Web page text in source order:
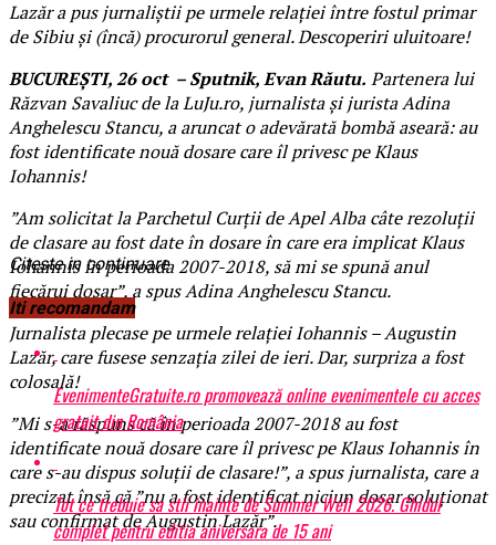
Lazăr a pus jurnaliștii pe urmele relației între fostul primar
de Sibiu și (încă) procurorul general. Descoperiri uluitoare!
BUCUREȘTI, 26 oct – Sputnik, Evan Răutu. Partenera lui
Răzvan Savaliuc de la LuJu.ro, jurnalista și jurista Adina
Anghelescu Stancu, a aruncat o adevărată bombă aseară: au
fost identificate nouă dosare care îl privesc pe Klaus
Iohannis!
”Am solicitat la Parchetul Curții de Apel Alba câte rezoluții
de clasare au fost date în dosare în care era implicat Klaus
Iohannis în perioada 2007-2018, să mi se spună anul
fiecărui dosar”, a spus Adina Anghelescu Stancu.
Jurnalista plecase pe urmele relației Iohannis – Augustin
Lazăr, care fusese senzația zilei de ieri. Dar, surpriza a fost
colosală!
”Mi s-a răspuns că în perioada 2007-2018 au fost
identificate nouă dosare care îl privesc pe Klaus Iohannis în
care s-au dispus soluții de clasare!”, a spus jurnalista, care a
precizat însă că ”nu a fost identificat niciun dosar soluționat
sau confirmat de Augustin Lazăr”.
Citeste in continuare
Iti recomandam
EvenimenteGratuite.ro promovează online evenimentele cu acces
gratuit din România
Tot ce trebuie sa stii inainte de Summer Well 2026. Ghidul
complet pentru editia aniversara de 15 ani